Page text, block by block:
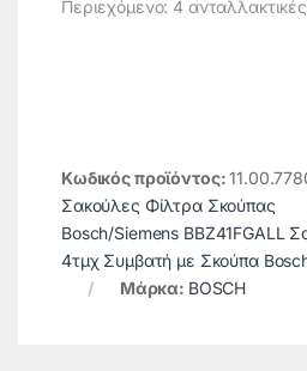
Περιεχόμενο: 4
Κωδικός προϊόντος:
Σακούλες Φίλτρα Σκούπας
Bosch/Siemens BBZ41FGALL
4τμχ Συμβατή με Σκούπα
Μάρκα: BOSCH